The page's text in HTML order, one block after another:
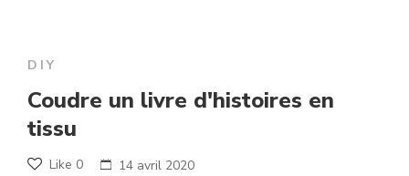
DIY
Coudre un livre d'histoires en
tissu
Like 0 14 avril 2020